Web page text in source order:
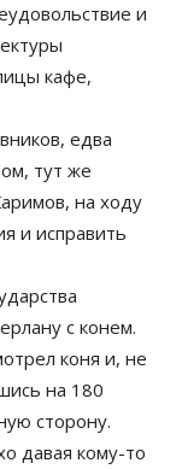
и
кафе,
едва
тут же
на ходу
и исправить
с конем.
коня и, не
на 180
сторону.
давая кому-то